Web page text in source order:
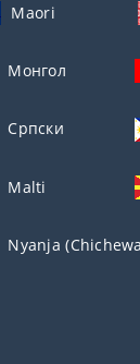
Maori
Монгол
Српски
Malti
Nyanja